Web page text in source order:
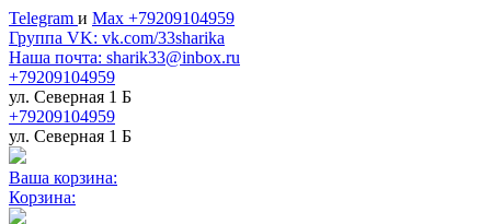
Telegram и Max +79209104959
Группа VK: vk.com/33sharika
Наша почта: sharik33@inbox.ru
+79209104959
ул. Северная 1 Б
+79209104959
ул. Северная 1 Б
Ваша корзина:
Корзина: